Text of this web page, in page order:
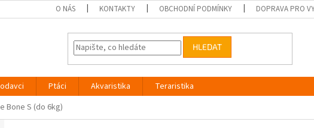
O NÁS KONTAKTY OBCHODNÍ PODMÍNKY DOPRAVA PRO
HLEDAT
Ptáci Akvaristika
Teraristika
Bone S (do 6kg)